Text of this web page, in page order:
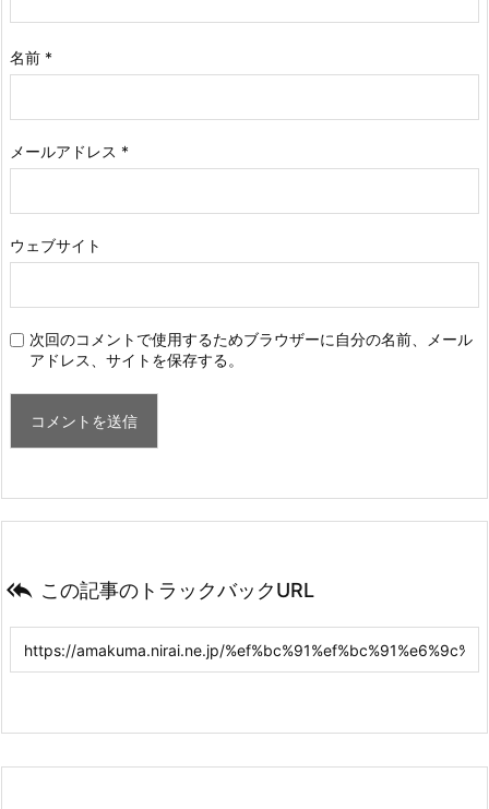
名前 *
メールアドレス *
ウェブサイト
次回のコメントで使用するためブラウザーに自分の名前、メール
アドレス、サイトを保存する。
 この記事のトラックバックURL